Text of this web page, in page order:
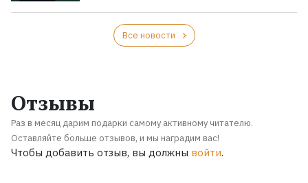
Все новости
Отзывы
Раз в месяц дарим подарки самому активному читателю.
Оставляйте больше отзывов, и мы наградим вас!
Чтобы добавить отзыв, вы должны войти.